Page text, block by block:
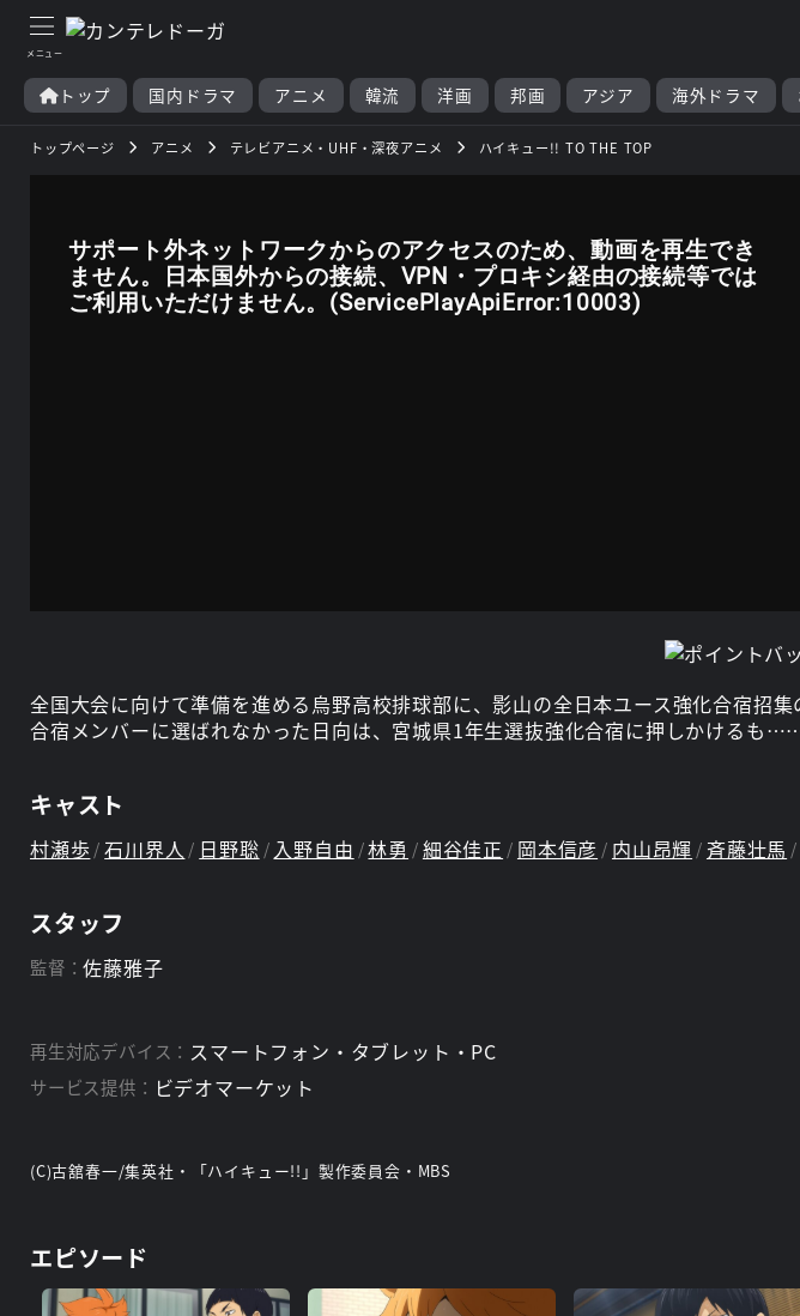
トップ 国内ドラマ アニメ 韓流 洋画 邦画 アジア 海外ドラマ
トップページ アニメ テレビアニメ・UHF・深夜アニメ ハイキュー!! TO THE TOP
サポート外ネットワークからのアクセスのため、動画を再生でき
ません。日本国外からの接続、VPN・プロキシ経由の接続等では
ご利用いただけません。(ServicePlayApiError:10003)
全国大会に向けて準備を進める烏野高校排球部に、影山の全日本ユース強化合宿招
合宿メンバーに選ばれなかった日向は、宮城県1年生選抜強化合宿に押しかけるも
キャスト
村瀬歩 石川界人 日野聡 入野自由 林勇 細谷佳正 岡本信彦 内山昂輝 斉藤壮馬
スタッフ
監督：佐藤雅子
再生対応デバイス： スマートフォン・タブレット・PC
サービス提供： ビデオマーケット
(C)古舘春一/集英社・「ハイキュー!!」製作委員会・MBS
エピソード